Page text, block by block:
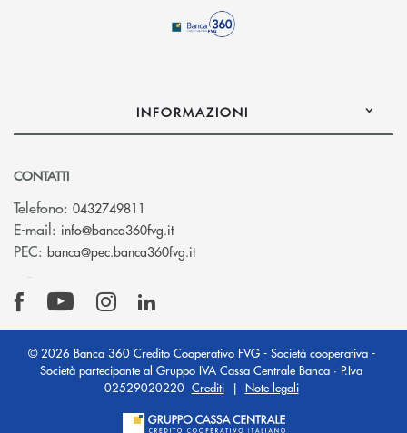
INFORMAZIONI
CONTATTI
Telefono: 0432749811
E-mail: info@banca360fvg.it(si apre l’app di posta elettronica)
PEC: banca@pec.banca360fvg.it(si apre l’app di posta elettronica)
© 2026 Banca 360 Credito Cooperativo FVG - Società cooperativa -
Società partecipante al Gruppo IVA Cassa Centrale Banca · P.Iva
02529020220 Crediti| Note legali